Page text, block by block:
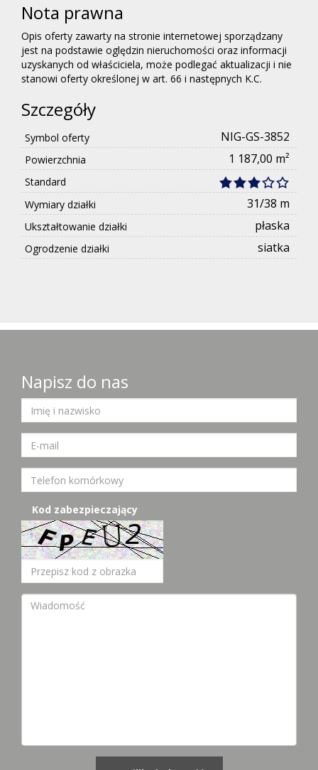
Nota prawna
Opis oferty zawarty na stronie internetowej sporządzany
jest na podstawie oględzin nieruchomości oraz informacji
uzyskanych od właściciela, może podlegać aktualizacji i nie
stanowi oferty określonej w art. 66 i następnych K.C.
Szczegóły
Symbol oferty NIG-GS-3852
Powierzchnia 1 187,00 m²
Standard
Wymiary działki
31/38 m
Ukształtowanie działki płaska
Ogrodzenie działki siatka
Napisz do nas
Kod zabezpieczający